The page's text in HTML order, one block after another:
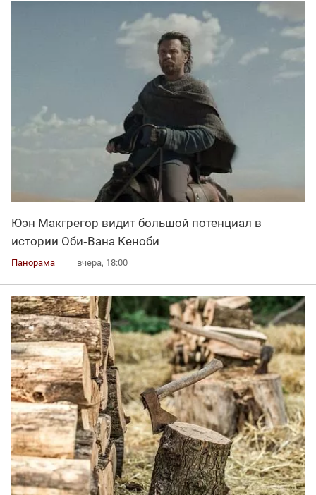
Юэн Макгрегор видит большой потенциал в
истории Оби‑Вана Кеноби
Панорама вчера, 18:00